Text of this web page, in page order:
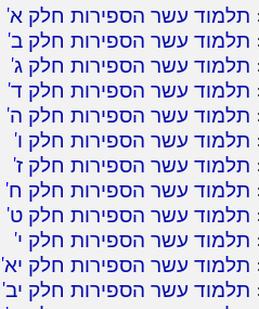
תלמוד עשר הספירות חלק א'
תלמוד עשר הספירות חלק ב'
תלמוד עשר הספירות חלק ג'
תלמוד עשר הספירות חלק ד'
תלמוד עשר הספירות חלק ה'
תלמוד עשר הספירות חלק ו'
תלמוד עשר הספירות חלק ז'
תלמוד עשר הספירות חלק ח'
תלמוד עשר הספירות חלק ט'
תלמוד עשר הספירות חלק י'
תלמוד עשר הספירות חלק יא'
תלמוד עשר הספירות חלק יב'